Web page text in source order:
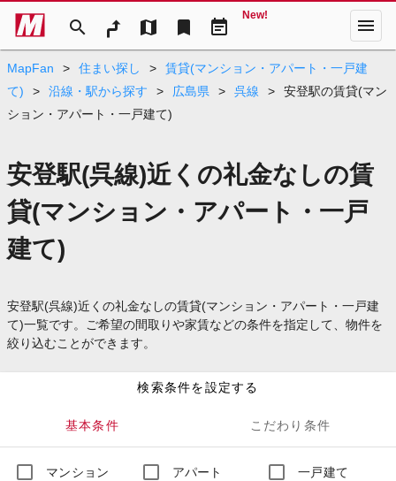
search map bookmark event_note
New! menu
MapFan > 住まい探し >
賃貸(マンション・アパート・一戸建
て)
> 沿線・駅から探す > 広島県 > 呉線 >
安登駅の賃貸(マン
ション・アパート・一戸建て)
安登駅(呉線)近くの礼金なしの賃
貸(マンション・アパート・一戸
建て)
安登駅(呉線)近くの礼金なしの賃貸(マンション・アパート・一戸建
て)一覧です。ご希望の間取りや家賃などの条件を指定して、物件を
絞り込むことができます。
検索条件を設定する
基本条件 こだわり条件
マンション アパート 一戸建て